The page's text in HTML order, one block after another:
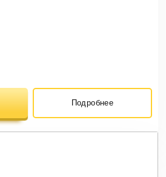
Подробнее